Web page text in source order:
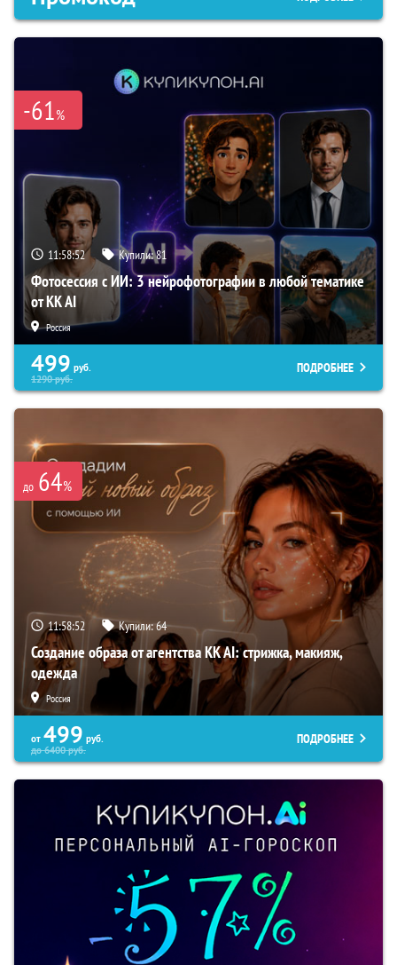
-61%
11:58:51 Купили:81
Фотосессия с ИИ: 3 нейрофотографии в любой тематике
от KK AI
Россия
499 руб.
1290руб.
ПОДРОБНЕЕ
до 64%
11:58:51 Купили:64
Создание образа от агентства KK AI: стрижка, макияж,
одежда
Россия
от 499 руб.
до6400руб.
ПОДРОБНЕЕ